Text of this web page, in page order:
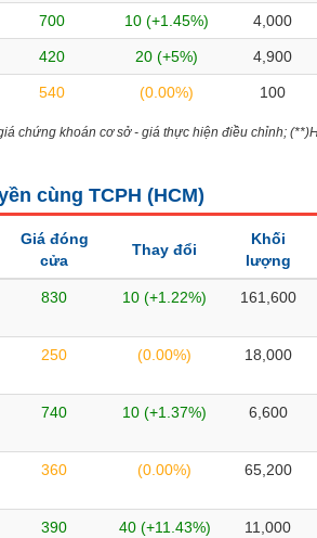
700 10 (+1.45%) 4,000
420 20 (+5%) 4,900
540 (0.00%) 100
chứng khoán cơ sở - giá thực hiện điều chỉnh;
cùng TCPH (HCM)
Giá đóng
cửa
Thay đổi
Khối
lượng
830 10 (+1.22%) 161,600
250 (0.00%) 18,000
740 10 (+1.37%) 6,600
360 (0.00%) 65,200
390 40 (+11.43%) 11,000